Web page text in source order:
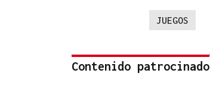
JUEGOS
Contenido patrocinado